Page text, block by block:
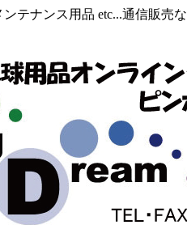
テナンス用品 etc...通信販売